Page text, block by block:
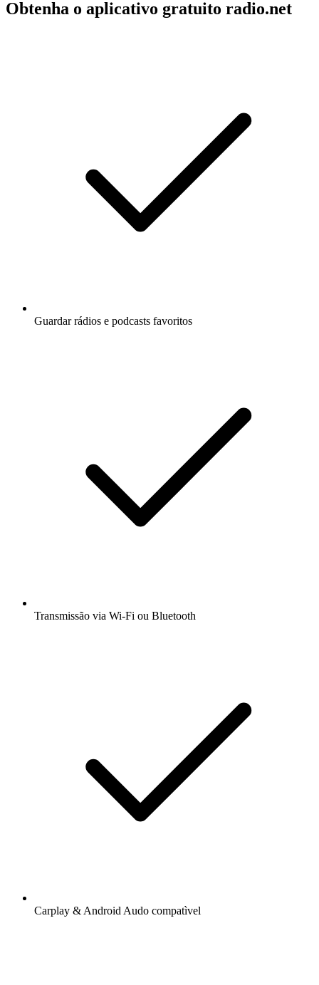
Obtenha o aplicativo gratuito radio.net
Guardar rádios e podcasts favoritos
Transmissão via Wi-Fi ou Bluetooth
Carplay & Android Audo compatìvel